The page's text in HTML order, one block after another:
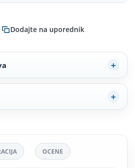
Dodajte na uporednik
OCENE